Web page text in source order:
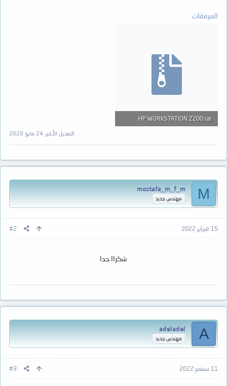
المرفقات
HP WORKSTATION Z200.rar
التعديل الأخير: 24 مايو 2020
M
mostafa_m_f_m
مهندس جديد
15 فبراير 2022 #2
شكراا جدا
A
adeladel
مهندس جديد
11 سبتمبر 2022 #3